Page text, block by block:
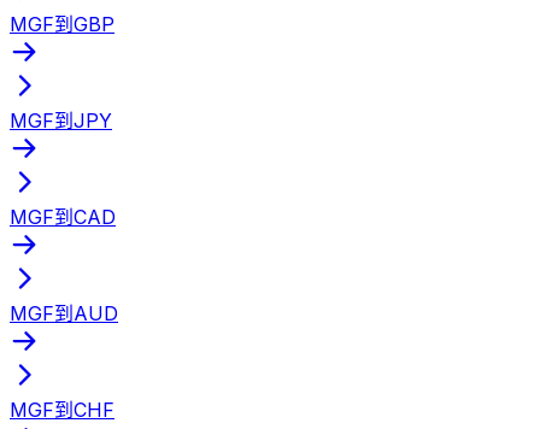
MGF到GBP
MGF到JPY
MGF到CAD
MGF到AUD
MGF到CHF